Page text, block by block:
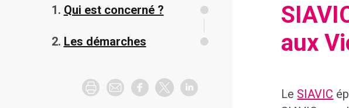
Qui est concerné ?
Les démarches
aux
Le SIAVIC